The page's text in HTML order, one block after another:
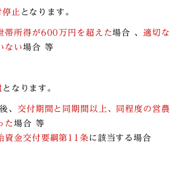
停止 となります。
帯所得が600万円を超えた場合 、 適切な
ない場合 等
となります。
、 交付期間と同期間以上、同程度の営農
た場合 等
資金交付要綱第11条 に該当する場合